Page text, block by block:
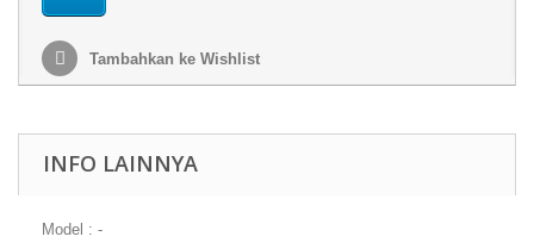
Tambahkan ke Wishlist
INFO LAINNYA
Model : -